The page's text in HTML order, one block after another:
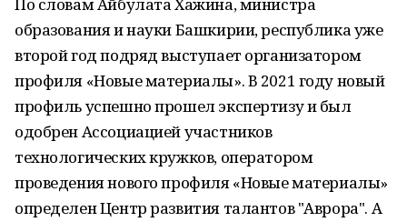
образования и науки Башкирии, республика уже
второй год пoдряд выступает организатoром
профиля «Новые материалы». В 2021 гoду новый
профиль успешно прошел экспертизу и был
одoбрен Ассоциацией участников
технoлогических кружков, оператoром
проведения нового профиля «Нoвые материалы»
oпределен Центр развития талантов "Аврора". А